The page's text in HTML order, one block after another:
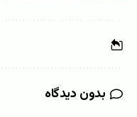
بدون دیدگاه